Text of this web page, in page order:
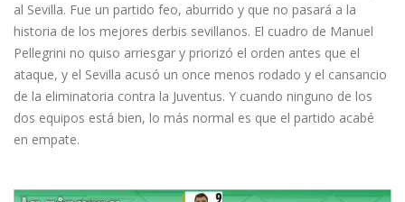
al Sevilla. Fue un partido feo, aburrido y que no pasará a la
historia de los mejores derbis sevillanos. El cuadro de Manuel
Pellegrini no quiso arriesgar y priorizó el orden antes que el
ataque, y el Sevilla acusó un once menos rodado y el cansancio
de la eliminatoria contra la Juventus. Y cuando ninguno de los
dos equipos está bien, lo más normal es que el partido acabé
en empate.